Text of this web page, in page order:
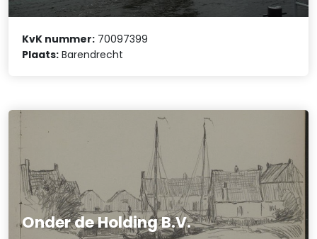
KvK nummer: 70097399
Plaats: Barendrecht
Onder de Holding B.V.